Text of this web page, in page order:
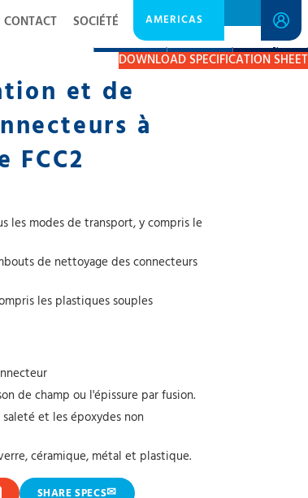
CONTACT SOCIÉTÉ AMERICAS
DESCRIPTIONRESOURCESGET A QUOTE
DOWNLOAD SPECIFICATION SHEET
et de
à
les modes de transport, y compris le
de nettoyage des connecteurs
les plastiques souples
de champ ou l'épissure par fusion.
et les époxydes non
céramique, métal et plastique.
SHARE SPECS✉